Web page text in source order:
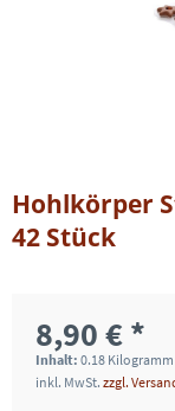
Hohlkörper
42 Stück
8,90 € *
Inhalt: 0.18
inkl. MwSt. zzgl.